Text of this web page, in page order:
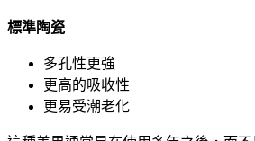
標準陶瓷
多孔性更強
更高的吸收性
更易受潮老化